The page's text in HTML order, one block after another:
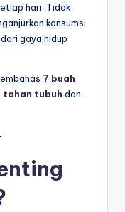
hari. Tidak
konsumsi
gaya hidup
7 buah
tahan tubuh dan